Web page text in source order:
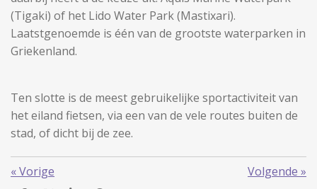
(Tigaki) of het Lido Water Park (Mastixari).
Laatstgenoemde is één van de grootste waterparken in
Griekenland.
Ten slotte is de meest gebruikelijke sportactiviteit van
het eiland fietsen, via een van de vele routes buiten de
stad, of dicht bij de zee.
«Vorige Volgende »